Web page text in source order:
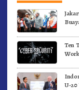
Ten
U-